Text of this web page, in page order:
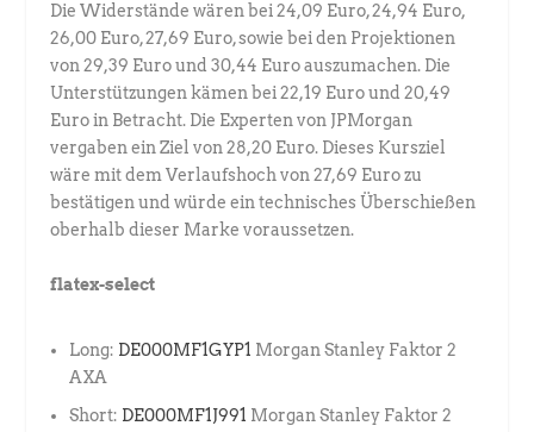
Die Widerstände wären bei 24,09 Euro, 24,94 Euro,
26,00 Euro, 27,69 Euro, sowie bei den Projektionen
von 29,39 Euro und 30,44 Euro auszumachen. Die
Unterstützungen kämen bei 22,19 Euro und 20,49
Euro in Betracht. Die Experten von JPMorgan
vergaben ein Ziel von 28,20 Euro. Dieses Kursziel
wäre mit dem Verlaufshoch von 27,69 Euro zu
bestätigen und würde ein technisches Überschießen
oberhalb dieser Marke voraussetzen.
flatex-select
Long: DE000MF1GYP1 Morgan Stanley Faktor 2
AXA
Short: DE000MF1J991 Morgan Stanley Faktor 2